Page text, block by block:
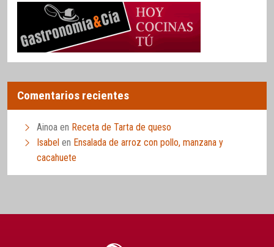
Comentarios recientes
Ainoa en Receta de Tarta de queso
Isabel en Ensalada de arroz con pollo, manzana y
cacahuete